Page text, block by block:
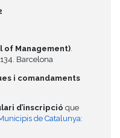
of Management).
Barcelona
i comandaments
d’inscripció que
de Catalunya: